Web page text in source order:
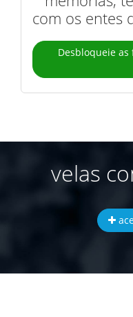
com os entes
Desbloqueie
velas